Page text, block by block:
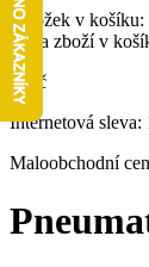
Položek v košíku:
Cena zboží v
0 Kč
Internetová sleva:
Maloobchodní